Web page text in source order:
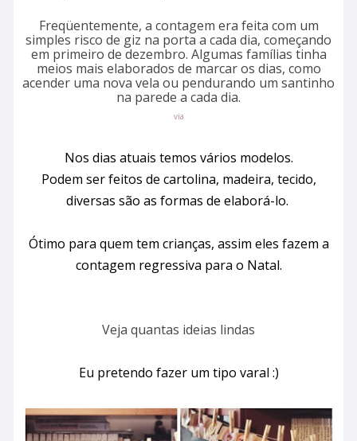
Freqüentemente, a contagem era feita com um
simples risco de giz na porta a cada dia, começando
em primeiro de dezembro. Algumas famílias tinha
meios mais elaborados de marcar os dias, como
acender uma nova vela ou pendurando um santinho
na parede a cada dia.
via
Nos dias atuais temos vários modelos.
Podem ser feitos de cartolina, madeira, tecido,
diversas são as formas de elaborá-lo.
Ótimo para quem tem crianças, assim eles fazem a
contagem regressiva para o Natal.
Veja quantas ideias lindas
Eu pretendo fazer um tipo varal :)